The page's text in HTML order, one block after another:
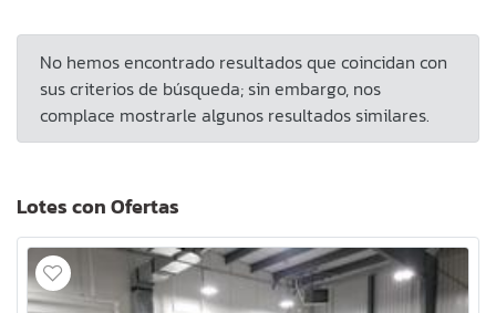
No hemos encontrado resultados que coincidan con
sus criterios de búsqueda; sin embargo, nos
complace mostrarle algunos resultados similares.
Lotes con Ofertas